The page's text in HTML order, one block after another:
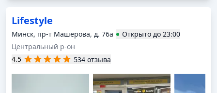
Lifestyle
Минск, пр-т Машерова, д. 76а Открыто до 23:00
Центральный р-он
4.5
534 отзыва